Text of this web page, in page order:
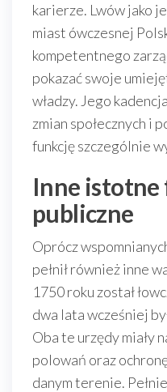
karierze. Lwów jako
miast ówczesnej
kompetentnego
pokazać swoje
władzy. Jego
zmian społecznych i
funkcję szczególnie
Inne
publiczne
Oprócz
pełnił również inne
1750 roku został
dwa lata wcześniej
Oba te urzędy miały
polowań oraz
danym terenie.